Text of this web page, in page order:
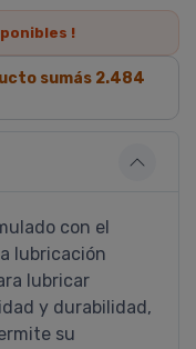
!
sumás 2.484
con el
lubricación
lubricar
y durabilidad,
su